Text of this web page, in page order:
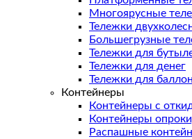
Многоярусные
Тележки
Большегрузные
Тележки для
Тележки для денег
Тележки для
Контейнеры
Контейнеры с
Контейнеры
Распашные